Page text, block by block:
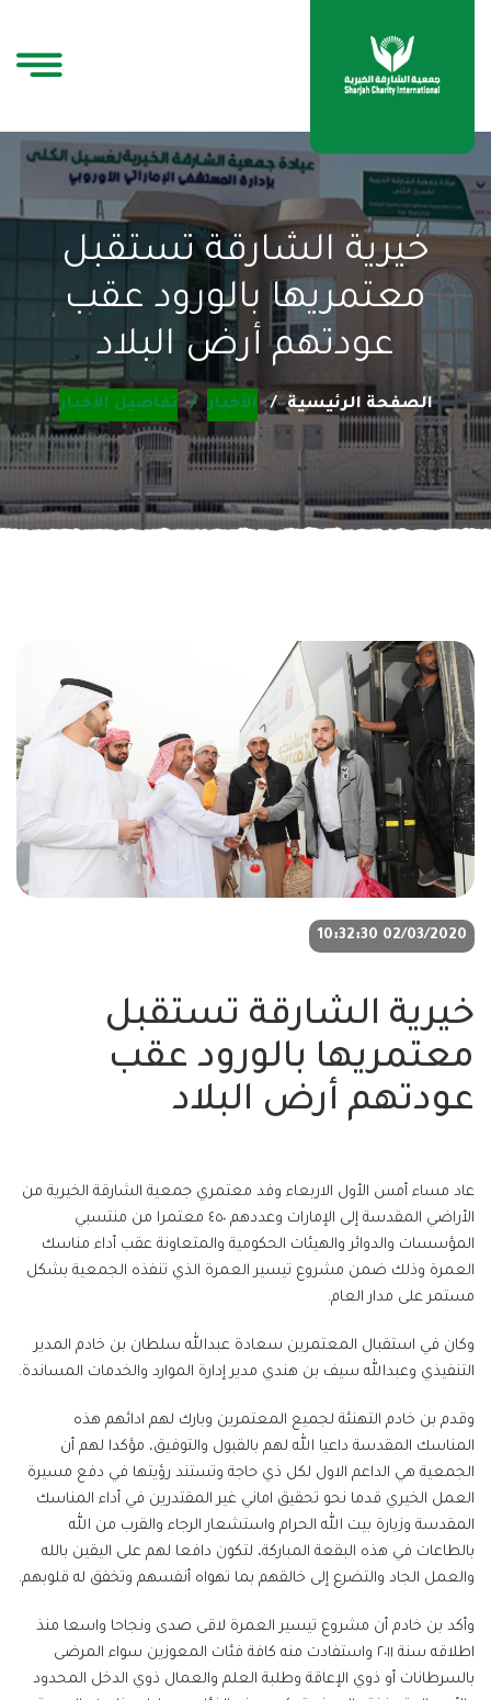
خيرية الشارقة تستقبل
معتمريها بالورود عقب
عودتهم أرض البلاد
الصفحة الرئيسية الأخبار تفاصيل الأخبار
02/03/2020 10:32:30
خيرية الشارقة تستقبل
معتمريها بالورود عقب
عودتهم أرض البلاد
عاد مساء أمس الأول الاربعاء وفد معتمري جمعية الشارقة الخيرية من
الأراضي المقدسة إلى الإمارات وعددهم ٤٥٠ معتمرا من منتسبي
المؤسسات والدوائر والهيئات الحكومية والمتعاونة عقب أداء مناسك
العمرة وذلك ضمن مشروع تيسير العمرة الذي تنفذه الجمعية بشكل
مستمر على مدار العام.
وكان في استقبال المعتمرين سعادة عبدالله سلطان بن خادم المدير
التنفيذي وعبدالله سيف بن هندي مدير إدارة الموارد والخدمات المساندة.
وقدم بن خادم التهنئة لجميع المعتمرين وبارك لهم ادائهم هذه
المناسك المقدسة داعيا الله لهم بالقبول والتوفيق، مؤكدا لهم أن
الجمعية هي الداعم الاول لكل ذي حاجة وتستند رؤيتها في دفع مسيرة
العمل الخيري قدما نحو تحقيق اماني غير المقتدرين في أداء المناسك
المقدسة وزيارة بيت الله الحرام واستشعار الرجاء والقرب من الله
بالطاعات في هذه البقعة المباركة، لتكون دافعا لهم على اليقين بالله
والعمل الجاد والتضرع إلى خالقهم بما تهواه أنفسهم وتخفق له قلوبهم.
وأكد بن خادم أن مشروع تيسير العمرة لاقى صدى ونجاحا واسعا منذ
اطلاقه سنة ٢٠١١ واستفادت منه كافة فئات المعوزين سواء المرضى
بالسرطانات أو ذوي الإعاقة وطلبة العلم والعمال ذوي الدخل المحدود